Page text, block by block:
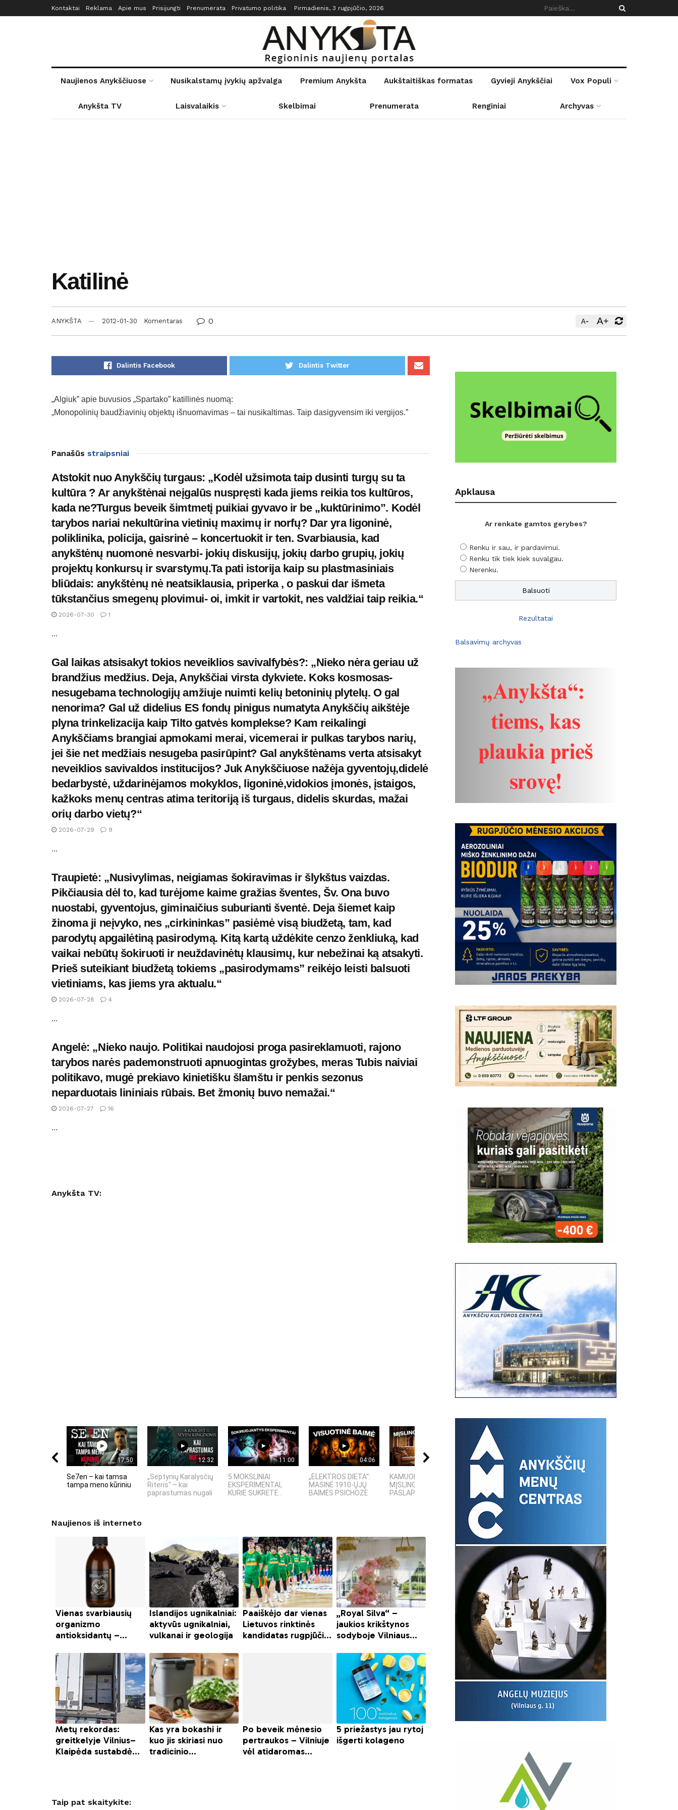
Kontaktai Reklama Apie mus Prisijungti Prenumerata Privatumo politika Pirmadienis, 3 rugpjūčio, 2026
Naujienos Anykščiuose Nusikalstamų įvykių apžvalga Premium Anykšta Aukštaitiškas formatas Gyvieji Anykščiai Vox Populi
Anykšta TV Laisvalaikis Skelbimai Prenumerata Renginiai Archyvas
Katilinė
ANYKŠTA 2012-01-30 Komentaras 0 A- A+
Dalintis Facebook Dalintis Twitter
„Algiuk” apie buvusios „Spartako” katillinės nuomą:
„Monopolinių baudžiavinių objektų išnuomavimas – tai nusikaltimas. Taip dasigyvensim iki vergijos.”
Panašūs straipsniai
Atstokit nuo Anykščių turgaus: „Kodėl užsimota taip dusinti turgų su ta
kultūra ? Ar anykštėnai neįgalūs nuspręsti kada jiems reikia tos kultūros,
kada ne?Turgus beveik šimtmetį puikiai gyvavo ir be „kuktūrinimo”. Kodėl
tarybos nariai nekultūrina vietinių maximų ir norfų? Dar yra ligoninė,
poliklinika, policija, gaisrinė – koncertuokit ir ten. Svarbiausia, kad
anykštėnų nuomonė nesvarbi- jokių diskusijų, jokių darbo grupių, jokių
projektų konkursų ir svarstymų.Ta pati istorija kaip su plastmasiniais
bliūdais: anykštėnų nė neatsiklausia, priperka , o paskui dar išmeta
tūkstančius smegenų plovimui- oi, imkit ir vartokit, nes valdžiai taip reikia.“
2026-07-30 1
...
Gal laikas atsisakyt tokios neveiklios savivalfybės?: „Nieko nėra geriau už
brandžius medžius. Deja, Anykščiai virsta dykviete. Koks kosmosas-
nesugebama technologijų amžiuje nuimti kelių betoninių plytelų. O gal
nenorima? Gal už didelius ES fondų pinigus numatyta Anykščių aikštėje
plyna trinkelizacija kaip Tilto gatvės komplekse? Kam reikalingi
Anykščiams brangiai apmokami merai, vicemerai ir pulkas tarybos narių,
jei šie net medžiais nesugeba pasirūpint? Gal anykštėnams verta atsisakyt
neveiklios savivaldos institucijos? Juk Anykščiuose nažėja gyventojų,didelė
bedarbystė, uždarinėjamos mokyklos, ligoninė,vidokios įmonės, įstaigos,
kažkoks menų centras atima teritoriją iš turgaus, didelis skurdas, mažai
orių darbo vietų?“
2026-07-29 9
...
Traupietė: „Nusivylimas, neigiamas šokiravimas ir šlykštus vaizdas.
Pikčiausia dėl to, kad turėjome kaime gražias šventes, Šv. Ona buvo
nuostabi, gyventojus, giminaičius suburianti šventė. Deja šiemet kaip
žinoma ji neįvyko, nes „cirkininkas” pasiėmė visą biudžetą, tam, kad
parodytų apgailėtiną pasirodymą. Kitą kartą uždėkite cenzo ženkliuką, kad
vaikai nebūtų šokiruoti ir neuždavinėtų klausimų, kur nebežinai ką atsakyti.
Prieš suteikiant biudžetą tokiems „pasirodymams” reikėjo leisti balsuoti
vietiniams, kas jiems yra aktualu.“
2026-07-28 4
...
Angelė: „Nieko naujo. Politikai naudojosi proga pasireklamuoti, rajono
tarybos narės pademonstruoti apnuogintas grožybes, meras Tubis naiviai
politikavo, mugė prekiavo kinietišku šlamštu ir penkis sezonus
neparduotais lininiais rūbais. Bet žmonių buvo nemažai.“
2026-07-27 16
...
Anykšta TV:
17:50
Se7en – kai tamsa
tampa meno kūriniu
12:32
„Septynių Karalysčių
Riteris" – kai
paprastumas nugali
11:00
5 MOKSLINIAI
EKSPERIMENTAI,
KURIE SUKRĖTĖ...
04:06
„ELEKTROS DIETA“:
MASINĖ 1910-ŲJŲ
BAIMĖS PSICHOZĖ
KAMUOLINIS ŽAIBAS:
MĮSLINGA GAMTOS
PASLAPTIS
06:37
Giedriaus Šiukščiaus
Latavėnai: pasaulio
lietuvių vyskupo
tėviškė
Naujienos iš interneto
Taip pat skaitykite:
Apklausa
Ar renkate gamtos gerybes?
Renku ir sau, ir pardavimui.
Renku tik tiek kiek suvalgau.
Nerenku.
Rezultatai
Balsavimų archyvas